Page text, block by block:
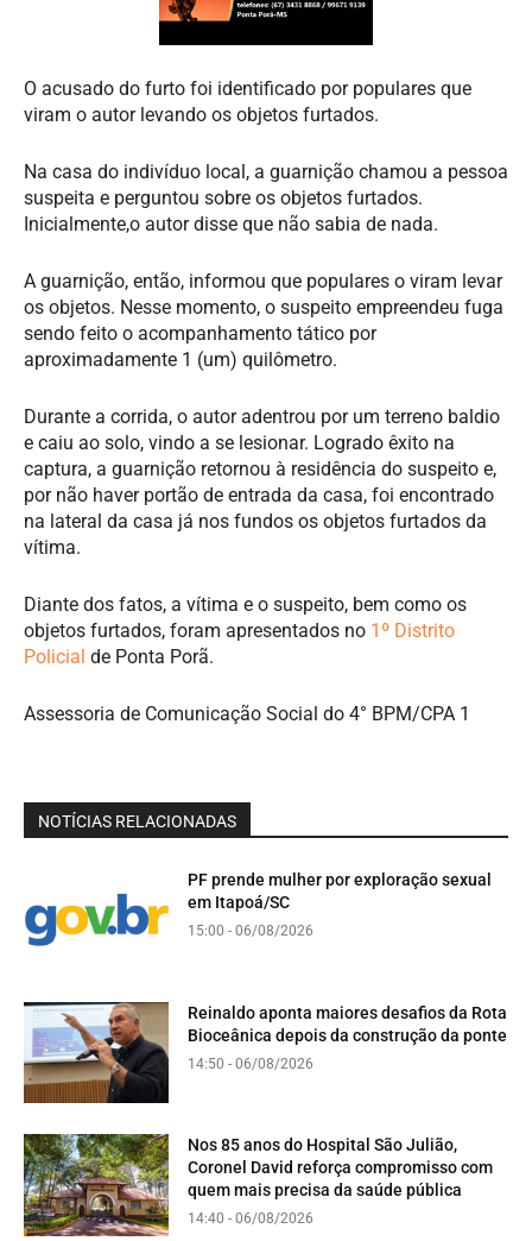
O acusado do furto foi identificado por populares que
viram o autor levando os objetos furtados.
Na casa do indivíduo local, a guarnição chamou a pessoa
suspeita e perguntou sobre os objetos furtados.
Inicialmente,o autor disse que não sabia de nada.
A guarnição, então, informou que populares o viram levar
os objetos. Nesse momento, o suspeito empreendeu fuga
sendo feito o acompanhamento tático por
aproximadamente 1 (um) quilômetro.
Durante a corrida, o autor adentrou por um terreno baldio
e caiu ao solo, vindo a se lesionar. Logrado êxito na
captura, a guarnição retornou à residência do suspeito e,
por não haver portão de entrada da casa, foi encontrado
na lateral da casa já nos fundos os objetos furtados da
vítima.
Diante dos fatos, a vítima e o suspeito, bem como os
objetos furtados, foram apresentados no 1º Distrito
Policial de Ponta Porã.
Assessoria de Comunicação Social do 4° BPM/CPA 1
NOTÍCIAS RELACIONADAS
PF prende mulher por exploração sexual
em Itapoá/SC
15:00 - 06/08/2026
Reinaldo aponta maiores desafios da Rota
Bioceânica depois da construção da ponte
14:50 - 06/08/2026
Nos 85 anos do Hospital São Julião,
Coronel David reforça compromisso com
quem mais precisa da saúde pública
14:40 - 06/08/2026